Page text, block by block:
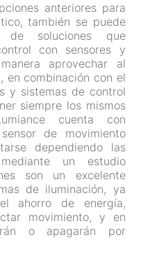
anteriores para
también se puede
de soluciones que
con sensores y
aprovechar al
en combinación con el
y sistemas de control
siempre los mismos
cuenta con
de movimiento
dependiendo las
un estudio
son un excelente
de iluminación, ya
ahorro de energía,
movimiento, y en
o apagarán por